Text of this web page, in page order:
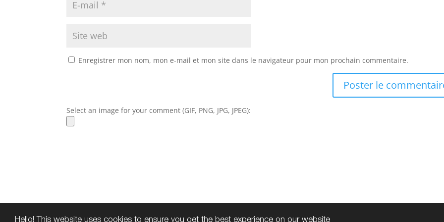
Hello! This website uses cookies to ensure you get the best experience on our website
Enregistrer mon nom, mon e-mail et mon site dans le navigateur pour mon prochain commentaire.
Select an image for your comment (GIF, PNG, JPG, JPEG):